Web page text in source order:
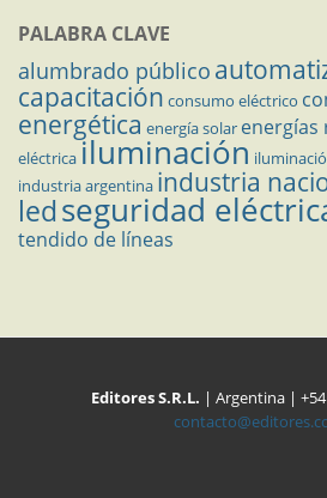
PALABRA CLAVE
alumbrado público
capacitación consumo eléctrico
energética energía solar energías
eléctricailuminación
industria argentina industria
ledseguridad
tendido de líneas
Editores S.R.L. | Argentina | +54